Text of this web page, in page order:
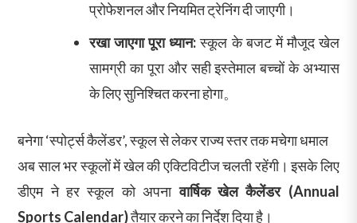
प्रोफेशनल और नियमित ट्रेनिंग दी जाएगी।
रखा जाएगा पूरा ध्यान:स्कूल के बजट में मौजूद खेल
सामग्री का पूरा और सही इस्तेमाल बच्चों के अभ्यास
के लिए सुनिश्चित करना होगा。
बनेगा ‘स्पोर्ट्स कैलेंडर’, स्कूल से लेकर राज्य स्तर तक मचेगा धमाल
अब साल भर स्कूलों में खेल की एक्टिविटीज चलती रहेंगी। इसके लिए
डीएम ने हर स्कूल को अपनावार्षिक खेल कैलेंडर (Annual
Sports Calendar)तैयार करने का निर्देश दिया है।